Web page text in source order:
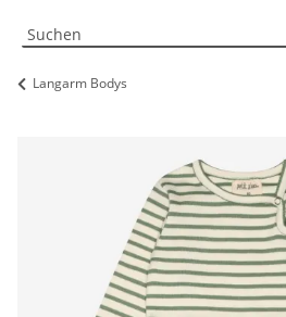
Langarm Bodys